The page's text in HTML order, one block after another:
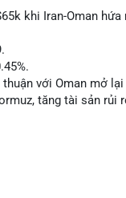
khi Iran-Oman
với Oman mở
tăng tài sản rủi